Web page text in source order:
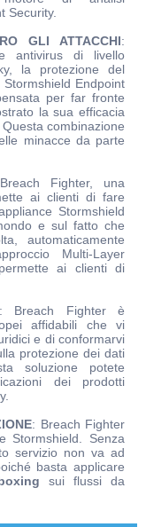
Security.
GLI ATTACCHI:
antivirus di livello
la protezione del
Endpoint
per far fronte
la sua efficacia
combinazione
minacce da parte
Fighter, una
ai clienti di fare
Stormshield
e sul fatto che
automaticamente
Multi-Layer
ai clienti di
: Breach Fighter è
affidabili che vi
e di conformarvi
protezione dei dati
soluzione potete
dei prodotti
: Breach Fighter
Stormshield. Senza
servizio non va ad
basta applicare
sui flussi da